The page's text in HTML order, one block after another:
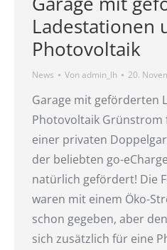
Ladestationen
Photovoltaik
News Vonadmin_lh 20.
Garage mit geförderten
Photovoltaik Grünstrom
einer privaten
der beliebten go-
natürlich gefördert! Die
waren mit einem Öko-
schon gegeben, aber
sich zusätzlich für eine